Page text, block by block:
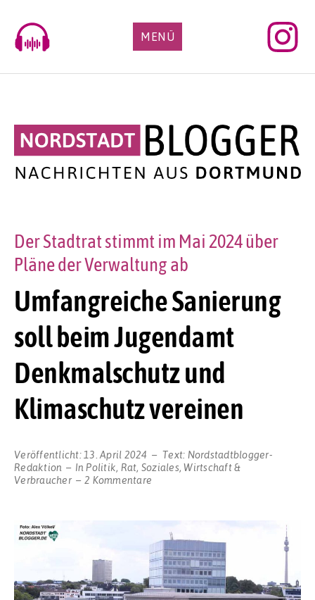
content
MENÜ
Umfangreiche Sanierung
soll beim Jugendamt
Denkmalschutz und
Klimaschutz vereinen
Der Stadtrat stimmt im Mai 2024 über
Pläne der Verwaltung ab
Veröffentlicht: 13. April 2024 Text: Nordstadtblogger-
Redaktion
InPolitik, Rat, Soziales,Wirtschaft &
Verbraucher
2 Kommentare
beim
Jugendamt
Denkmalschutz
und
Klimaschutz
vereinen